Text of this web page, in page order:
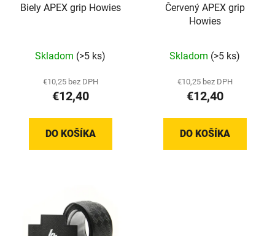
Biely APEX grip Howies
Skladom (>5 ks)
€10,25 bez DPH
€12,40
DO KOŠÍKA
Červený APEX grip
Howies
Skladom (>5 ks)
€10,25 bez DPH
€12,40
DO KOŠÍKA